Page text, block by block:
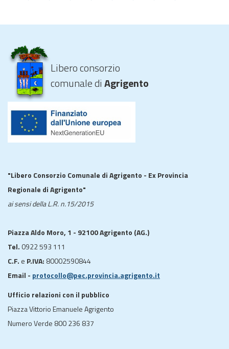
Libero consorzio
comunale diAgrigento
"Libero Consorzio Comunale di Agrigento - Ex Provincia
Regionale di Agrigento"
ai sensi della L.R. n.15/2015
Piazza Aldo Moro, 1 - 92100 Agrigento (AG.)
Tel. 0922 593 111
C.F. e P.IVA: 80002590844
Email - protocollo@pec.provincia.agrigento.it
Ufficio relazioni con il pubblico
Piazza Vittorio Emanuele Agrigento
Numero Verde 800 236 837